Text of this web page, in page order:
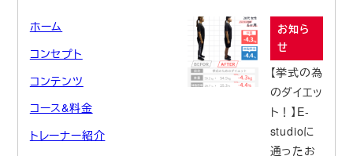
ホーム
コンセプト
コンテンツ
コース&料金
トレーナー紹介
お知ら
せ
【挙式の為
のダイエッ
ト！】E-
studioに
通ったお